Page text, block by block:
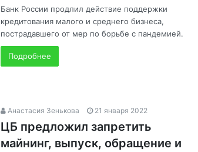
Банк России продлил действие поддержки
кредитования малого и среднего бизнеса,
пострадавшего от мер по борьбе с пандемией.
Подробнее
Анастасия Зенькова 21 января 2022
ЦБ предложил запретить
майнинг, выпуск, обращение и